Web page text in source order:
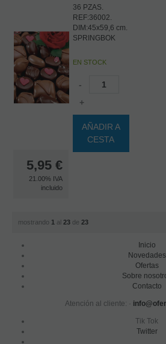
5,95 €
21.00% IVA
incluido
36 PZAS.
REF:36002.
DIM:45x59,6 cm.
SPRINGBOK
EN STOCK
-
+
AÑADIR A
CESTA
mostrando 1 al 23 de 23
Inicio
Novedades
Ofertas
Sobre
Contacto
Atención al cliente: ·
Tik Tok
Twitter